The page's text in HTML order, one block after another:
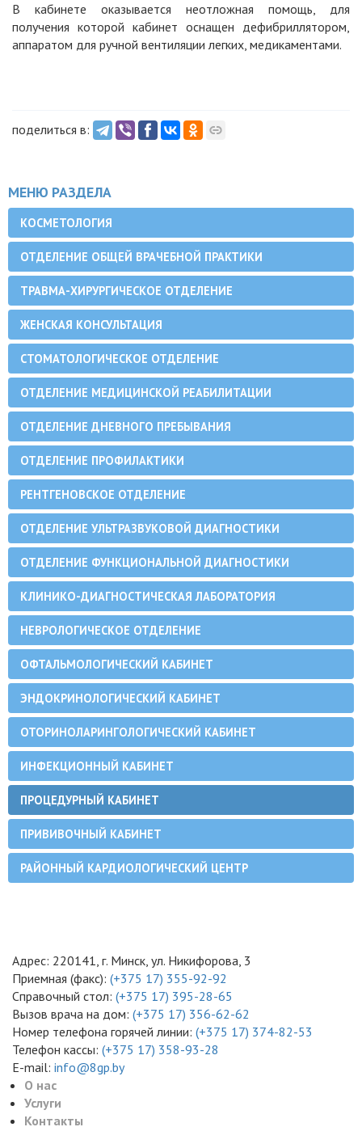
В кабинете оказывается неотложная помощь, для
получения которой кабинет оснащен дефибриллятором,
аппаратом для ручной вентиляции легких, медикаментами.
поделиться в:
МЕНЮ РАЗДЕЛА
КОСМЕТОЛОГИЯ
ОТДЕЛЕНИЕ ОБЩЕЙ ВРАЧЕБНОЙ ПРАКТИКИ
ТРАВМА-ХИРУРГИЧЕСКОЕ ОТДЕЛЕНИЕ
ЖЕНСКАЯ КОНСУЛЬТАЦИЯ
СТОМАТОЛОГИЧЕСКОЕ ОТДЕЛЕНИЕ
ОТДЕЛЕНИЕ МЕДИЦИНСКОЙ РЕАБИЛИТАЦИИ
ОТДЕЛЕНИЕ ДНЕВНОГО ПРЕБЫВАНИЯ
ОТДЕЛЕНИЕ ПРОФИЛАКТИКИ
РЕНТГЕНОВСКОЕ ОТДЕЛЕНИЕ
ОТДЕЛЕНИЕ УЛЬТРАЗВУКОВОЙ ДИАГНОСТИКИ
ОТДЕЛЕНИЕ ФУНКЦИОНАЛЬНОЙ ДИАГНОСТИКИ
КЛИНИКО-ДИАГНОСТИЧЕСКАЯ ЛАБОРАТОРИЯ
НЕВРОЛОГИЧЕСКОЕ ОТДЕЛЕНИЕ
ОФТАЛЬМОЛОГИЧЕСКИЙ КАБИНЕТ
ЭНДОКРИНОЛОГИЧЕСКИЙ КАБИНЕТ
ОТОРИНОЛАРИНГОЛОГИЧЕСКИЙ КАБИНЕТ
ИНФЕКЦИОННЫЙ КАБИНЕТ
ПРОЦЕДУРНЫЙ КАБИНЕТ
ПРИВИВОЧНЫЙ КАБИНЕТ
РАЙОННЫЙ КАРДИОЛОГИЧЕСКИЙ ЦЕНТР
Адрес: 220141, г. Минск, ул. Никифорова, 3
Приемная (факс): (+375 17) 355-92-92
Справочный стол: (+375 17) 395-28-65
Вызов врача на дом: (+375 17) 356-62-62
Номер телефона горячей линии: (+375 17) 374-82-53
Телефон кассы: (+375 17) 358-93-28
E-mail: info@8gp.by
О нас
Услуги
Контакты